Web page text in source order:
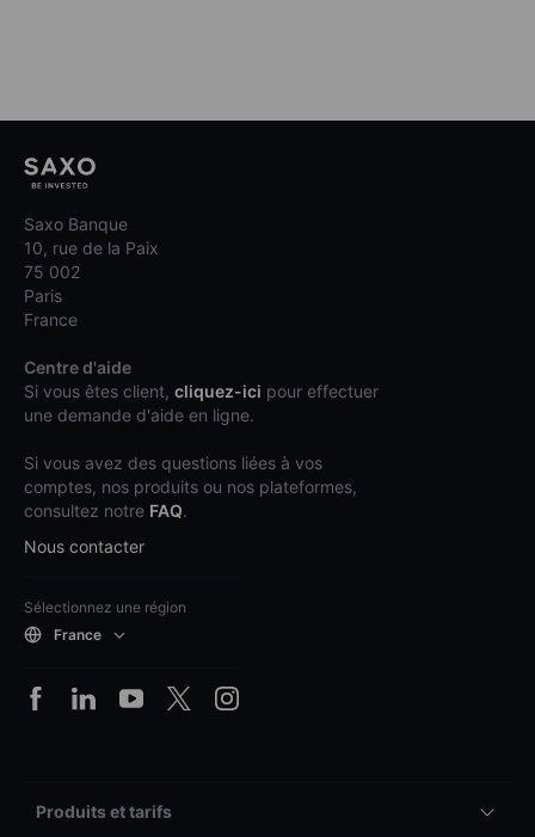
Saxo Banque
10, rue de la Paix
75 002
Paris
France
Centre d'aide
Si vous êtes client, cliquez-ici pour effectuer
une demande d'aide en ligne.
Si vous avez des questions liées à vos
comptes, nos produits ou nos plateformes,
consultez notre FAQ.
Nous contacter
Sélectionnez une région
France
Produits et tarifs